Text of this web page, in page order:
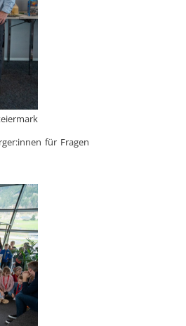
für Fragen